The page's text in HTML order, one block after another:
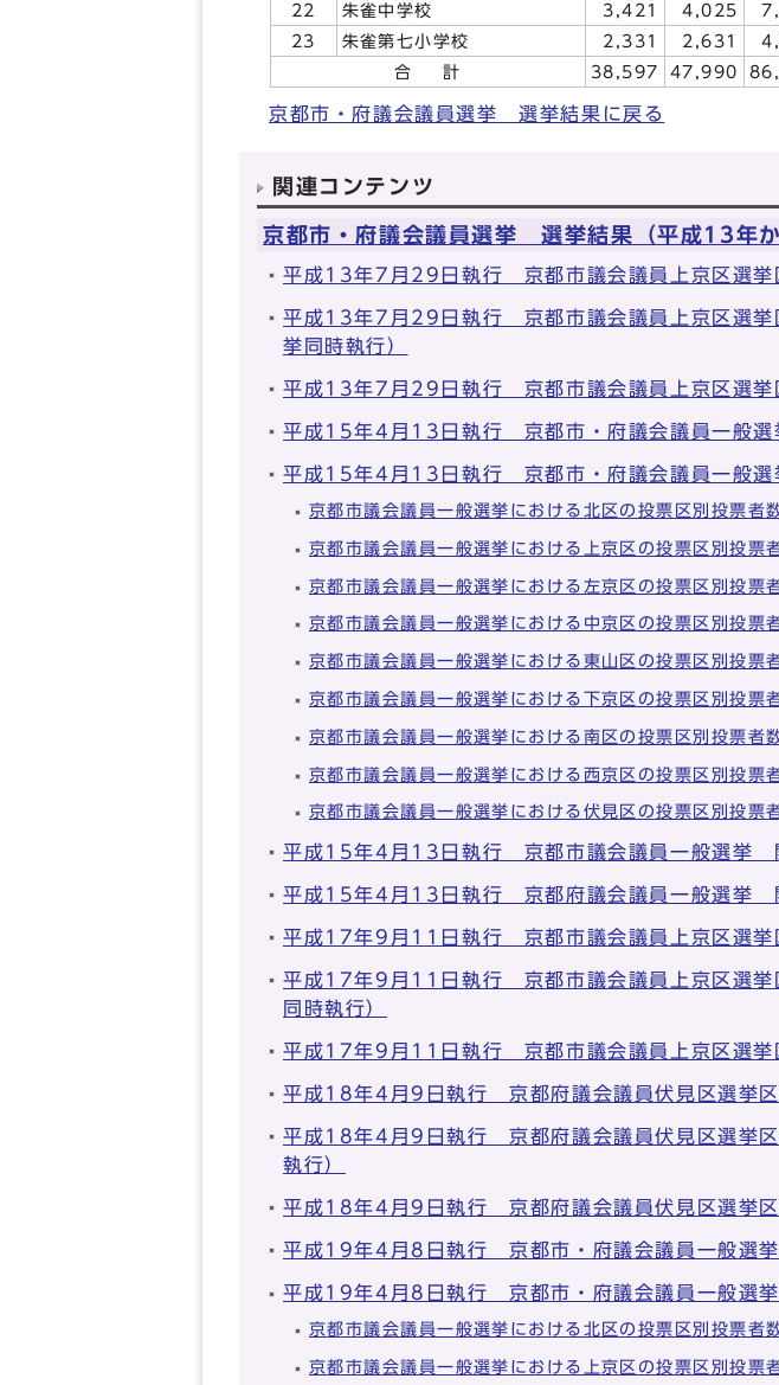
22
朱雀中学校 3,421 4,025
23
朱雀第七小学校 2,331 2,631
合 計
38,597 47,990
京都市・府議会議員選挙 選挙結果に戻る
関連コンテンツ
京都市・府議会議員選挙 選挙結果（平成13年か
平成13年7月29日執行 京都市議会議員上京区選挙
平成13年7月29日執行 京都市議会議員上京区選挙
挙同時執行）
平成13年7月29日執行 京都市議会議員上京区選挙
平成15年4月13日執行 京都市・府議会議員一般
平成15年4月13日執行 京都市・府議会議員一般選
京都市議会議員一般選挙における北区の投票区別投票者
京都市議会議員一般選挙における上京区の投票区別投票
京都市議会議員一般選挙における左京区の投票区別投票
京都市議会議員一般選挙における中京区の投票区別投票
京都市議会議員一般選挙における東山区の投票区別投票
京都市議会議員一般選挙における下京区の投票区別投票
京都市議会議員一般選挙における南区の投票区別投票者
京都市議会議員一般選挙における西京区の投票区別投票
京都市議会議員一般選挙における伏見区の投票区別投票
平成15年4月13日執行 京都市議会議員一般選挙
平成15年4月13日執行 京都府議会議員一般選挙
平成17年9月11日執行 京都市議会議員上京区選挙
平成17年9月11日執行 京都市議会議員上京区選挙
同時執行）
平成17年9月11日執行 京都市議会議員上京区選挙
平成18年4月9日執行 京都府議会議員伏見区選挙
平成18年4月9日執行 京都府議会議員伏見区選挙区
執行）
平成18年4月9日執行 京都府議会議員伏見区選挙
平成19年4月8日執行 京都市・府議会議員一般選
平成19年4月8日執行 京都市・府議会議員一般選挙
京都市議会議員一般選挙における北区の投票区別投票者
京都市議会議員一般選挙における上京区の投票区別投票